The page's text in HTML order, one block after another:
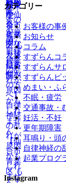
カテゴリー
お客様の事
お知らせ
コラム
すずらんコ
すずらんサ
すずらんピ
めまい・ふ
不眠・疲労
交通事故・
妊活・不妊
更年期障害
耳鳴り・頭
自律神経の
起業プログ
Instagram